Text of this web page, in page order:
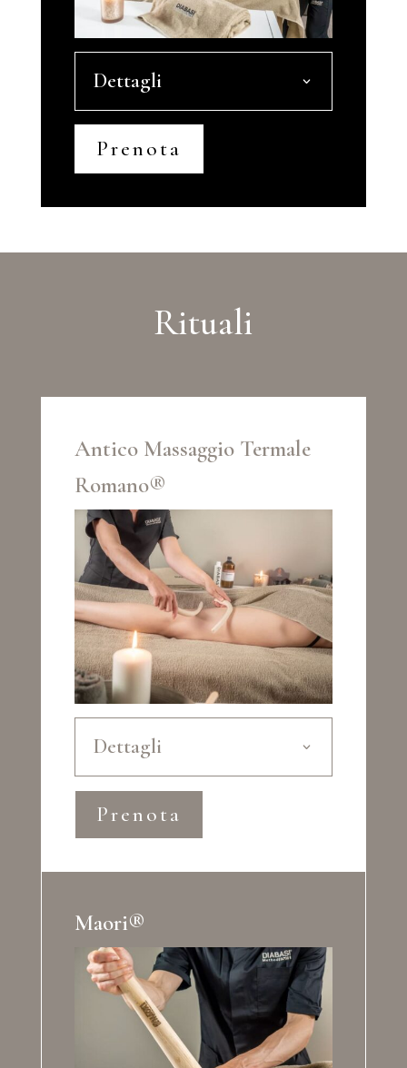
Dettagli
Prenota
Rituali
Antico Massaggio Termale
Romano®
Dettagli
Prenota
Maori®